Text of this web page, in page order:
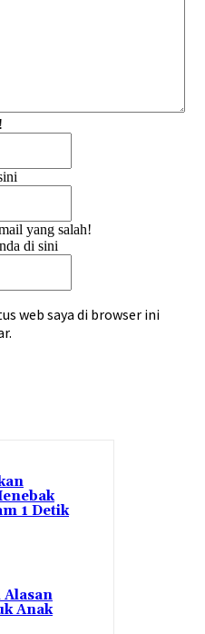
yang salah!
di sini
web saya di browser ini
1 Detik
Anak